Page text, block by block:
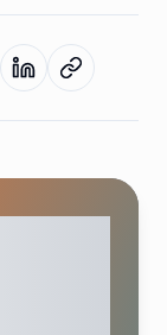
Facebook
sur Twitter
Partager sur
Copier le